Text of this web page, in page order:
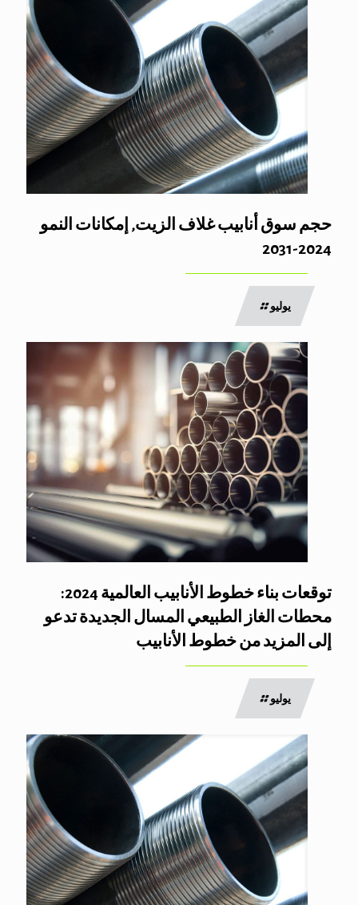
حجم سوق أنابيب غلاف الزيت, إمكانات النمو
2024-2031
يوليو
توقعات بناء خطوط الأنابيب العالمية 2024:
محطات الغاز الطبيعي المسال الجديدة تدعو
إلى المزيد من خطوط الأنابيب
يوليو